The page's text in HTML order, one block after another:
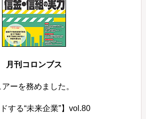
月刊コロンブス
ーを務めました。
する“未来企業”】vol.80